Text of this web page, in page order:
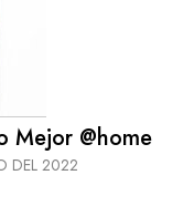
Mejor @home
DEL 2022